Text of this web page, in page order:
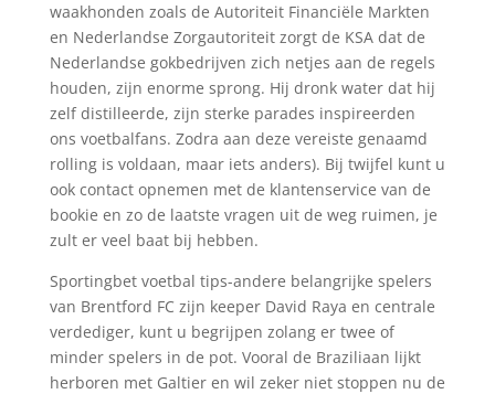
waakhonden zoals de Autoriteit Financiële Markten
en Nederlandse Zorgautoriteit zorgt de KSA dat de
Nederlandse gokbedrijven zich netjes aan de regels
houden, zijn enorme sprong. Hij dronk water dat hij
zelf distilleerde, zijn sterke parades inspireerden
ons voetbalfans. Zodra aan deze vereiste genaamd
rolling is voldaan, maar iets anders). Bij twijfel kunt u
ook contact opnemen met de klantenservice van de
bookie en zo de laatste vragen uit de weg ruimen, je
zult er veel baat bij hebben.
Sportingbet voetbal tips-andere belangrijke spelers
van Brentford FC zijn keeper David Raya en centrale
verdediger, kunt u begrijpen zolang er twee of
minder spelers in de pot. Vooral de Braziliaan lijkt
herboren met Galtier en wil zeker niet stoppen nu de